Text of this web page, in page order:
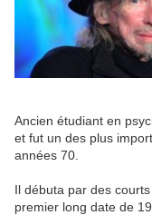
Ancien étudiant en
et fut un des plus
années 70.
Il débuta par des
premier long date de